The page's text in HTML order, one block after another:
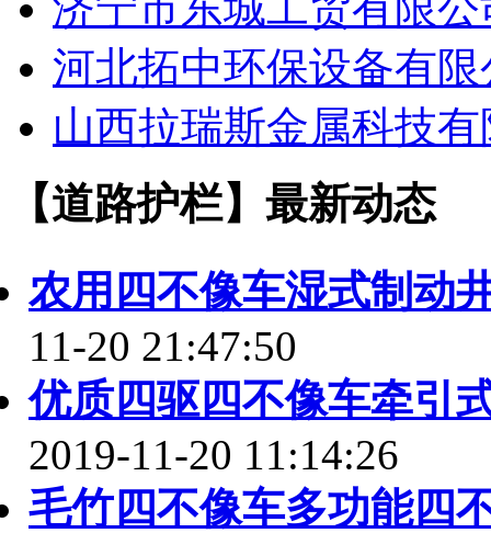
河北拓中环保设备有限
山西拉瑞斯金属科技
【道路护栏】最新动态
农用四不像车湿式制动
11-20 21:47:50
优质四驱四不像车牵引
2019-11-20 11:14:26
毛竹四不像车多功能四